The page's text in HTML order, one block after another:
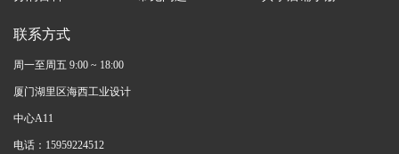
联系方式
周一至周五 9:00 ~ 18:00
厦门湖里区海西工业设计
中心A11
电话：15959224512